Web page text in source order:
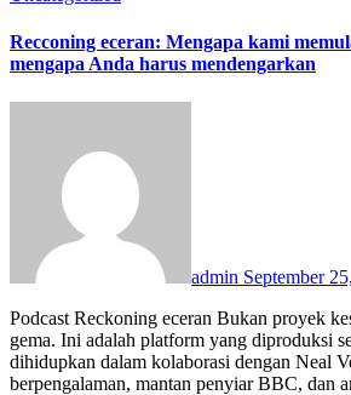
Recconing eceran: Mengapa kami
mengapa Anda harus mendengarkan
admin September
Podcast Reckoning eceran Bukan proyek kesombongan atau ruang
gema. Ini adalah platform yang diproduksi
dihidupkan dalam kolaborasi dengan Neal
berpengalaman, mantan penyiar BBC, dan